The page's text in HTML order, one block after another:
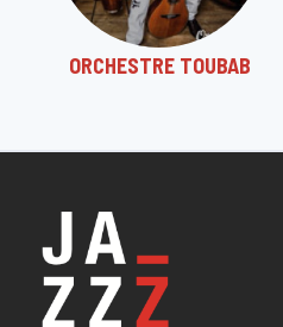
ORCHESTRE TOUBAB